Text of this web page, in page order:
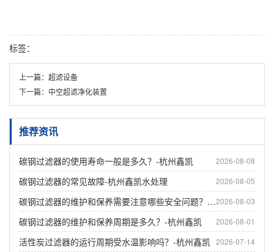
标签：
上一篇： 超滤设备
下一篇： 中空超滤净化装置
推荐资讯
2026-08-08
碳钢过滤器的使用寿命一般是多久？-杭州鑫凯
2026-08-05
碳钢过滤器的常见故障-杭州鑫凯水处理
2026-08-03
碳钢过滤器的维护和保养需要注意哪些安全问题？-杭州鑫凯
2026-08-01
碳钢过滤器的维护和保养周期是多久？-杭州鑫凯
2026-07-14
活性炭过滤器的运行周期受水温影响吗？-杭州鑫凯